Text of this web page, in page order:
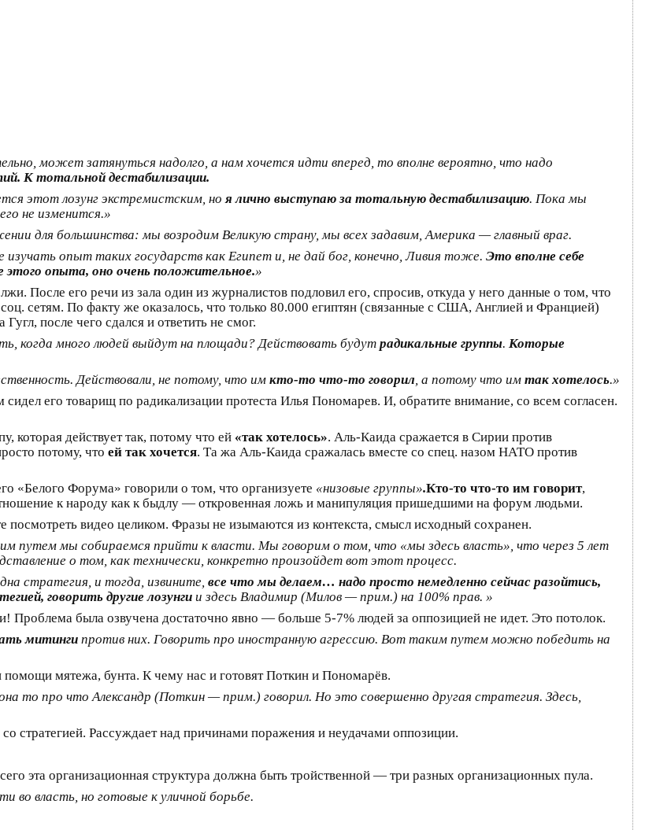
может затянуться надолго, а нам хочется идти вперед, то вполне вероятно, что надо
К тотальной дестабилизации.
этот лозунг экстремистским, но я лично выступаю за тотальную дестабилизацию. Пока мы
не изменится.»
для большинства: мы возродим Великую страну, мы всех задавим, Америка — главный враг.
опыт таких государств как Египет и, не дай бог, конечно, Ливия тоже. Это вполне себе
опыта, оно очень положительное.»
После его речи из зала один из журналистов подловил его, спросив, откуда у него данные о том, что
сетям. По факту же оказалось, что только 80.000 египтян (связанные с США, Англией и Францией)
после чего сдался и ответить не смог.
когда много людей выйдут на площади? Действовать будут радикальные группы. Которые
Действовали, не потому, что им кто-то что-то говорил , а потому что им так хотелось.»
его товарищ по радикализации протеста Илья Пономарев. И, обратите внимание, со всем согласен.
которая действует так, потому что ей «так хотелось». Аль-Каида сражается в Сирии против
потому, что ей так хочется. Та жа Аль-Каида сражалась вместе со спец. назом НАТО против
«Белого Форума» говорили о том, что организуете «низовые группы».Кто-то что-то им говорит,
к народу как к быдлу — откровенная ложь и манипуляция пришедшими на форум людьми.
видео целиком. Фразы не изымаются из контекста, смысл исходный сохранен.
путем мы собираемся прийти к власти. Мы говорим о том, что «мы здесь власть», что через 5 лет
о том, как технически, конкретно произойдет вот этот процесс.
стратегия, и тогда, извините, все что мы делаем… надо просто немедленно сейчас разойтись,
говорить другие лозунги и здесь Владимир (Милов — прим.) на 100% прав. »
Проблема была озвучена достаточно явно — больше 5-7% людей за оппозицией не идет. Это потолок.
митинги против них. Говорить про иностранную агрессию. Вот таким путем можно победить на
помощи мятежа, бунта. К чему нас и готовят Поткин и Пономарёв.
то про что Александр (Поткин — прим.) говорил. Но это совершенно другая стратегия. Здесь,
стратегией. Рассуждает над причинами поражения и неудачами оппозиции.
эта организационная структура должна быть тройственной — три разных организационных пула.
власть, но готовые к уличной борьбе.